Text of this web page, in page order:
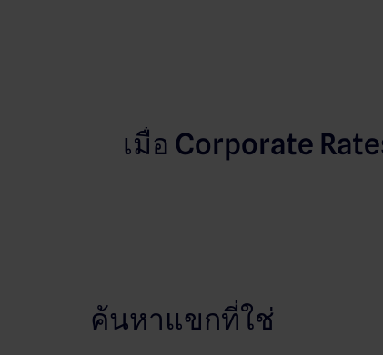
เมื่อ Corporate
ค้นหาแขกที่ใช่